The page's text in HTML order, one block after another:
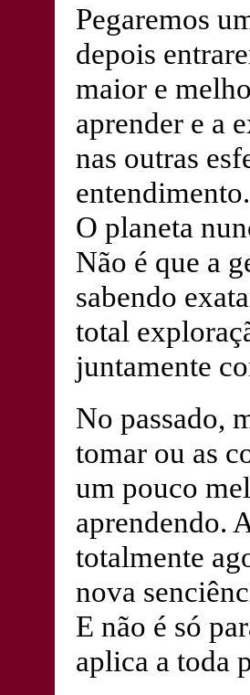
Pegaremos
depois
maior e
aprender e a
nas outras
O planeta
Não é que a
sabendo
total
juntamente
No passado,
tomar ou as
um pouco
aprendendo.
totalmente
nova
E não é só
aplica a toda